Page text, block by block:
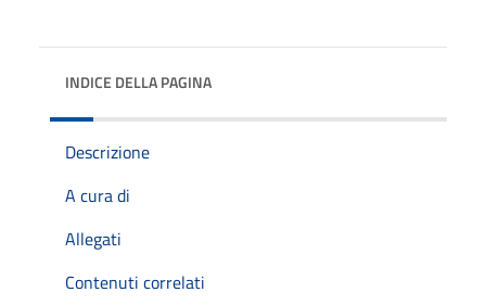
INDICE DELLA PAGINA
Descrizione
A cura di
Allegati
Contenuti correlati